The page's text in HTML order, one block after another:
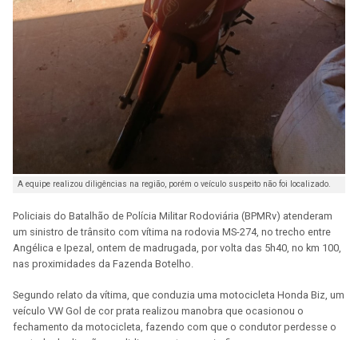
A equipe realizou diligências na região, porém o veículo suspeito não foi localizado.
Policiais do Batalhão de Polícia Militar Rodoviária (BPMRv) atenderam
um sinistro de trânsito com vítima na rodovia MS-274, no trecho entre
Angélica e Ipezal, ontem de madrugada, por volta das 5h40, no km 100,
nas proximidades da Fazenda Botelho.
Segundo relato da vítima, que conduzia uma motocicleta Honda Biz, um
veículo VW Gol de cor prata realizou manobra que ocasionou o
fechamento da motocicleta, fazendo com que o condutor perdesse o